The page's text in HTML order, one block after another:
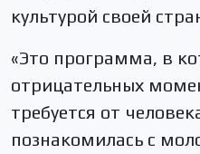
культурой своей
«Это программа, в
отрицательных
требуется от
познакомилась с